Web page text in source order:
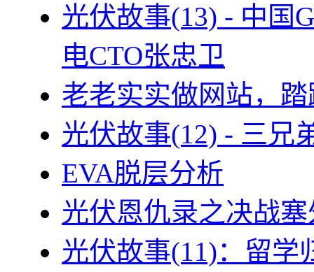
光伏故事(13) - 中国
电CTO张忠卫
老老实实做网站，
光伏故事(12) - 三兄
EVA脱层分析
光伏恩仇录之决战
光伏故事(11)：留学